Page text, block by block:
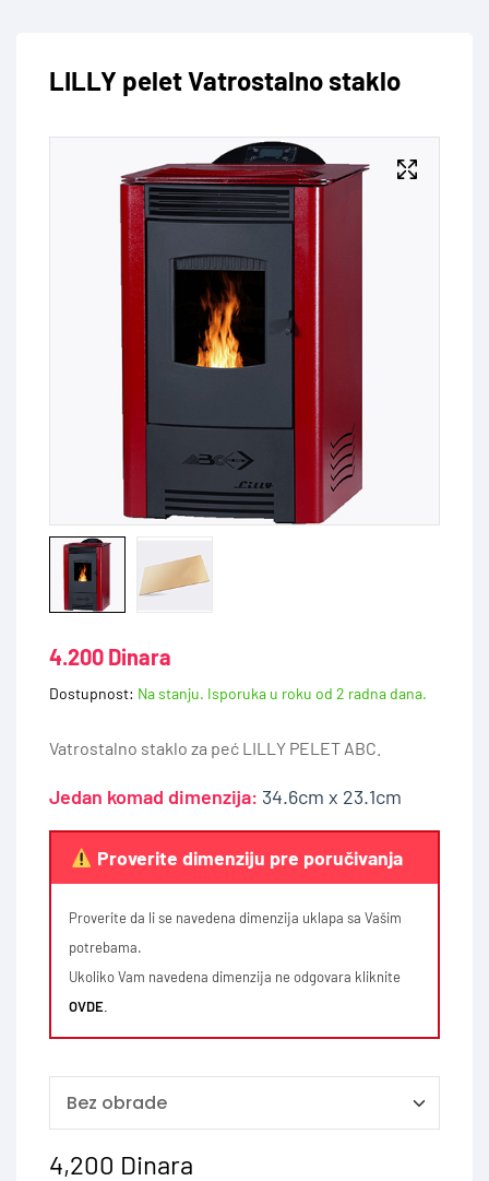
LILLY pelet Vatrostalno staklo
4.200 Dinara
Dostupnost: Na stanju. Isporuka u roku od 2 radna dana.
Vatrostalno staklo za peć LILLY PELET ABC.
Jedan komad dimenzija: 34.6cm x 23.1cm
Proverite dimenziju pre poručivanja
Proverite da li se navedena dimenzija uklapa sa Vašim
potrebama.
Ukoliko Vam navedena dimenzija ne odgovara kliknite
OVDE
4,200 Dinara